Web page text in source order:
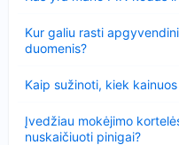
Kur galiu rasti
duomenis?
Kaip sužinoti, kiek
Įvedžiau mokėjimo
nuskaičiuoti pinigai?